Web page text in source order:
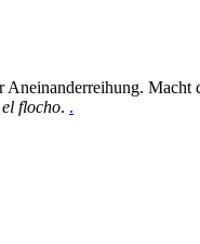
Macht
el flocho. .